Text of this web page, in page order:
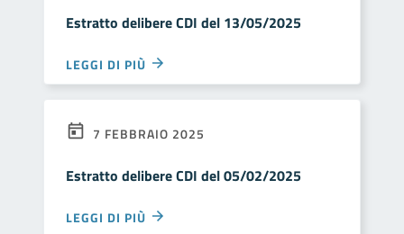
Estratto delibere CDI del 13/05/2025
LEGGI DI PIÙ
7 FEBBRAIO 2025
Estratto delibere CDI del 05/02/2025
LEGGI DI PIÙ